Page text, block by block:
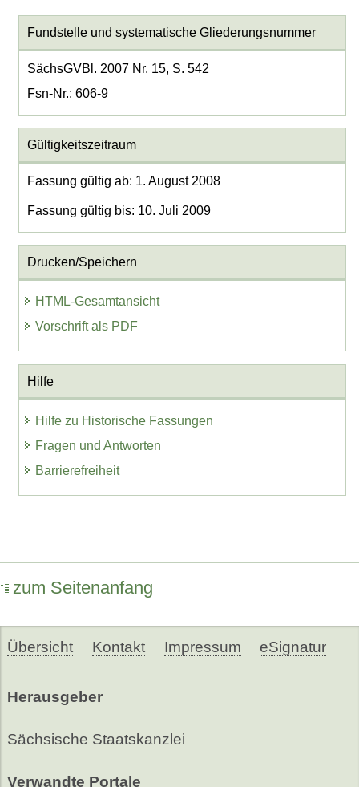
Fundstelle und systematische Gliederungsnummer
SächsGVBl. 2007 Nr. 15, S. 542
Fsn-Nr.: 606-9
Gültigkeitszeitraum
Fassung gültig ab: 1. August 2008
Fassung gültig bis: 10. Juli 2009
Drucken/Speichern
HTML-Gesamtansicht
Vorschrift als PDF
Hilfe
Hilfe zu Historische Fassungen
Fragen und Antworten
Barrierefreiheit
zum Seitenanfang
Übersicht Kontakt Impressum eSignatur
Herausgeber
Sächsische Staatskanzlei
Verwandte Portale